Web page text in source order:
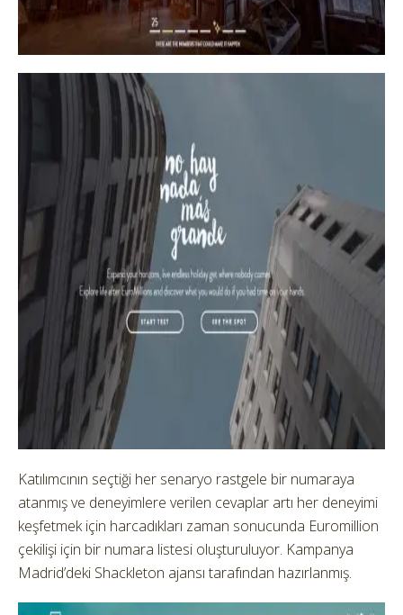
Katılımcının seçtiği her senaryo rastgele bir numaraya
atanmış ve deneyimlere verilen cevaplar artı her deneyimi
keşfetmek için harcadıkları zaman sonucunda Euromillion
çekilişi için bir numara listesi oluşturuluyor. Kampanya
Madrid’deki Shackleton ajansı tarafından hazırlanmış.